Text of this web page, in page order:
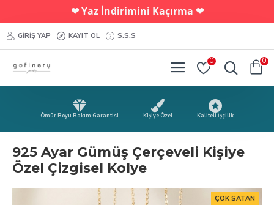
❤︎Yaz İndirimini Kaçırma ❤︎
GIRIŞ YAP KAYIT OL S.S.S
0 0
Ömür Boyu Bakım Garantisi Kişiye Özel Kaliteli İşçilik
925 Ayar Gümüş Çerçeveli Kişiye
Özel Çizgisel Kolye
ÇOK SATAN